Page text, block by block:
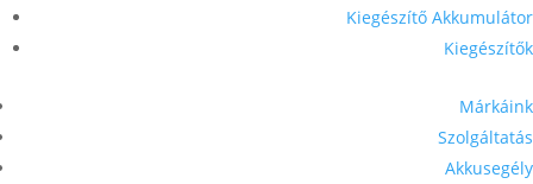
Kiegészítő Akkumulátor
Kiegészítők
Márkáink
Szolgáltatás
Akkusegély